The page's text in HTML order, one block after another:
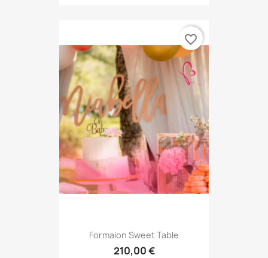
Formaion Sweet Table
210,00 €
favorite_border